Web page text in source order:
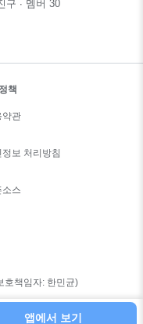
구 ∙ 멤버 30
앱에서 보기
책
약관
정보 처리방침
소스
호책임자: 한민균)